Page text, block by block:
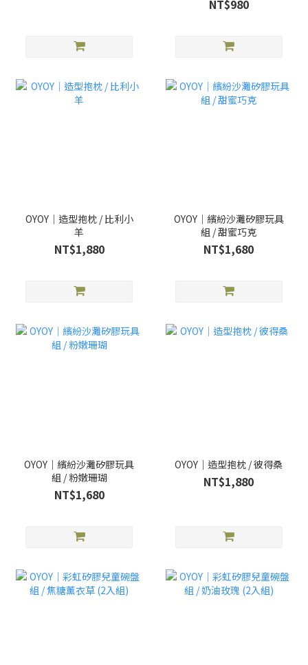
NT$980
OYOY｜造型抱枕 / 比利小
羊
NT$1,880
OYOY｜繽紛沙灘矽膠玩具
組 / 甜蜜巧克
NT$1,680
OYOY｜繽紛沙灘矽膠玩具
組 / 粉嫩珊瑚
NT$1,680
OYOY｜造型抱枕 / 彼得桑
NT$1,880